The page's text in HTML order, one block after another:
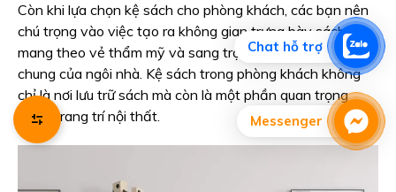
Còn khi lựa chọn kệ sách cho phòng khách, các bạn nên
chú trọng vào việc tạo ra không gian trưng bày sách,
mang theo vẻ thẩm mỹ và sang trọng cho không gian
chung của ngôi nhà. Kệ sách trong phòng khách không
chỉ là nơi lưu trữ sách mà còn là một phần quan trọng
trong trang trí nội thất.
Chat hỗ trợ
Messenger